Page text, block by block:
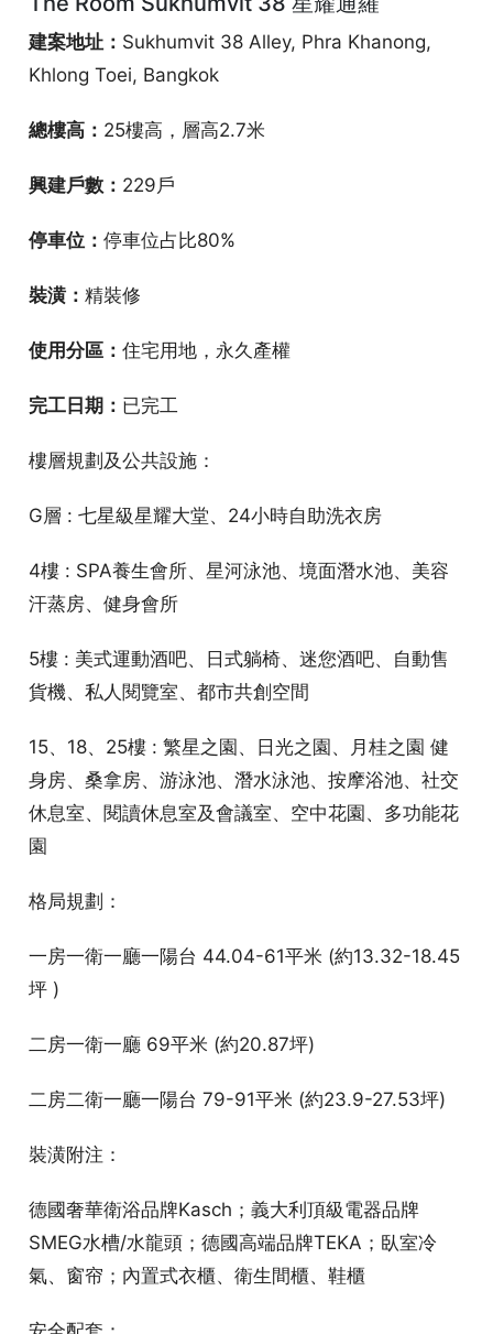
建案地址： Sukhumvit 38 Alley, Phra Khanong,
Khlong Toei, Bangkok
總樓高： 25樓高，層高2.7米
興建戶數： 229戶
停車位：停車位占比80%
裝潢：精裝修
使用分區：住宅用地，永久產權
完工日期： 已完工
樓層規劃及公共設施：
G層 : 七星級星耀大堂、24小時自助洗衣房
4樓 : SPA養生會所、星河泳池、境面潛水池、美容
汗蒸房、健身會所
5樓 : 美式運動酒吧、日式躺椅、迷您酒吧、自動售
貨機、私人閱覽室、都市共創空間
15、18、25樓 : 繁星之園、日光之園、月桂之園 健
身房、桑拿房、游泳池、潛水泳池、按摩浴池、社交
休息室、閱讀休息室及會議室、空中花園、多功能花
園
格局規劃：
一房一衛一廳一陽台 44.04-61平米 (約13.32-18.45
坪 )
二房一衛一廳 69平米 (約20.87坪)
二房二衛一廳一陽台 79-91平米 (約23.9-27.53坪)
裝潢附注：
德國奢華衛浴品牌Kasch；義大利頂級電器品牌
SMEG水槽/水龍頭；德國高端品牌TEKA；臥室冷
氣、窗帘；內置式衣櫃、衛生間櫃、鞋櫃